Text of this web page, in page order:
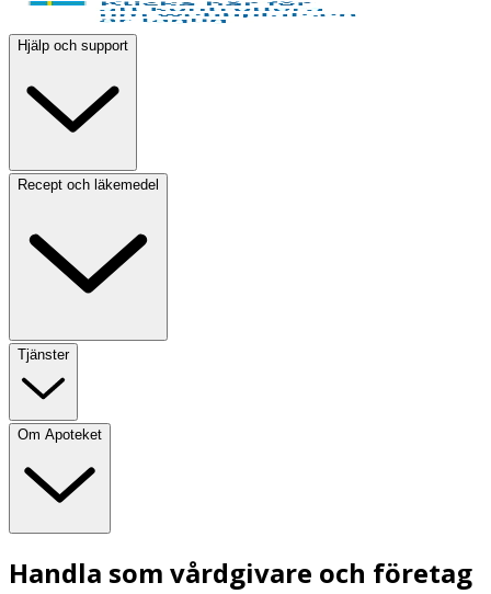
Hjälp och support
Recept och läkemedel
Tjänster
Om Apoteket
Handla som vårdgivare och företag